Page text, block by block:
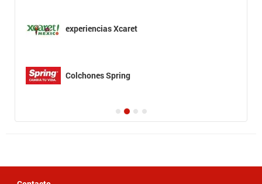
experiencias Xcaret
Colchones Spring